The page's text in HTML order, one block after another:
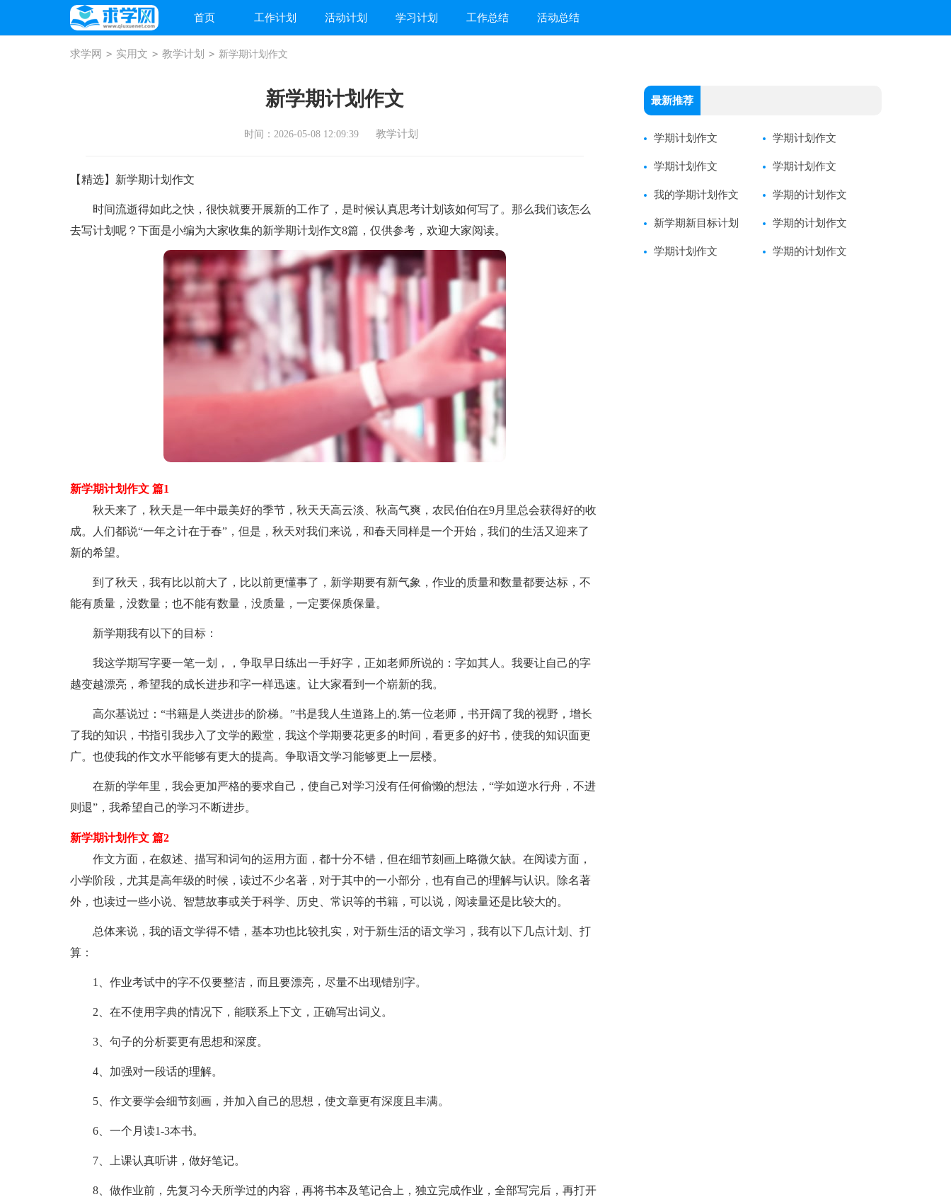
首页 工作计划 活动计划 学习计划 工作总结 活动总结
求学网 > 实用文 > 教学计划 > 新学期计划作文
新学期计划作文
时间：2026-05-08 12:09:39 教学计划
【精选】新学期计划作文
时间流逝得如此之快，很快就要开展新的工作了，是时候认真思考计划该如何写了。那么我们该怎么
去写计划呢？下面是小编为大家收集的新学期计划作文8篇，仅供参考，欢迎大家阅读。
新学期计划作文 篇1
秋天来了，秋天是一年中最美好的季节，秋天天高云淡、秋高气爽，农民伯伯在9月里总会获得好的收
成。人们都说“一年之计在于春”，但是，秋天对我们来说，和春天同样是一个开始，我们的生活又迎来了
新的希望。
到了秋天，我有比以前大了，比以前更懂事了，新学期要有新气象，作业的质量和数量都要达标，不
能有质量，没数量；也不能有数量，没质量，一定要保质保量。
新学期我有以下的目标：
我这学期写字要一笔一划，，争取早日练出一手好字，正如老师所说的：字如其人。我要让自己的字
越变越漂亮，希望我的成长进步和字一样迅速。让大家看到一个崭新的我。
高尔基说过：“书籍是人类进步的阶梯。”书是我人生道路上的.第一位老师，书开阔了我的视野，增长
了我的知识，书指引我步入了文学的殿堂，我这个学期要花更多的时间，看更多的好书，使我的知识面更
广。也使我的作文水平能够有更大的提高。争取语文学习能够更上一层楼。
在新的学年里，我会更加严格的要求自己，使自己对学习没有任何偷懒的想法，“学如逆水行舟，不进
则退”，我希望自己的学习不断进步。
新学期计划作文 篇2
作文方面，在叙述、描写和词句的运用方面，都十分不错，但在细节刻画上略微欠缺。在阅读方面，
小学阶段，尤其是高年级的时候，读过不少名著，对于其中的一小部分，也有自己的理解与认识。除名著
外，也读过一些小说、智慧故事或关于科学、历史、常识等的书籍，可以说，阅读量还是比较大的。
总体来说，我的语文学得不错，基本功也比较扎实，对于新生活的语文学习，我有以下几点计划、打
算：
1、作业考试中的字不仅要整洁，而且要漂亮，尽量不出现错别字。
2、在不使用字典的情况下，能联系上下文，正确写出词义。
3、句子的分析要更有思想和深度。
4、加强对一段话的理解。
5、作文要学会细节刻画，并加入自己的思想，使文章更有深度且丰满。
6、一个月读1-3本书。
7、上课认真听讲，做好笔记。
8、做作业前，先复习今天所学过的内容，再将书本及笔记合上，独立完成作业，全部写完后，再打开
最新推荐
学期计划作文 学期计划作文
学期计划作文 学期计划作文
我的学期计划作文 学期的计划作文
新学期新目标计划 学期的计划作文
学期计划作文 学期的计划作文